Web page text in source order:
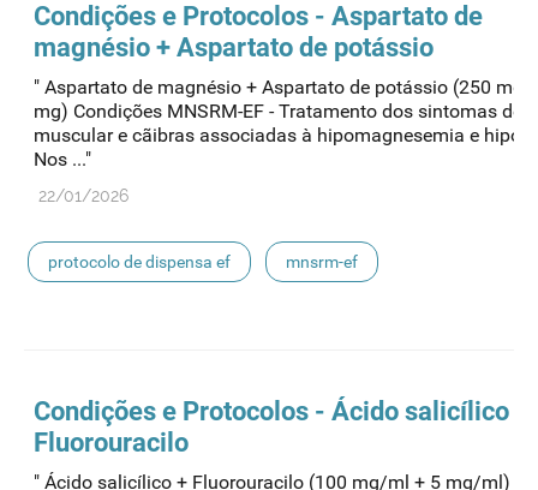
Condições e Protocolos - Aspartato de
magnésio + Aspartato de potássio
" Aspartato de magnésio + Aspartato de potássio (250 mg
mg) Condições MNSRM-EF - Tratamento dos sintomas de
muscular e cãibras associadas à hipomagnesemia e
Nos ..."
22/01/2026
protocolo de dispensa ef mnsrm-ef
Condições e Protocolos - Ácido salicílico +
Fluorouracilo
" Ácido salicílico + Fluorouracilo (100 mg/ml + 5 mg/ml)